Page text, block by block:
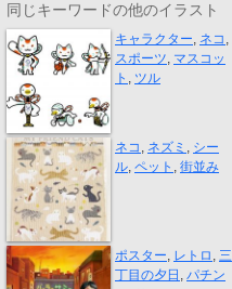
同じキーワードの他のイラスト
“TOKYO2020 ...
キャラクター, ネコ ,
スポーツ, マスコッ
ト , ツル
ポストカード...
ネコ , ネズミ , シー
ル, ペット , 街並み
サミーイベン...
ポスター, レトロ , 三
丁目の夕日 , パチン